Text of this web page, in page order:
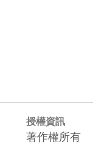
授權資訊
著作權所有